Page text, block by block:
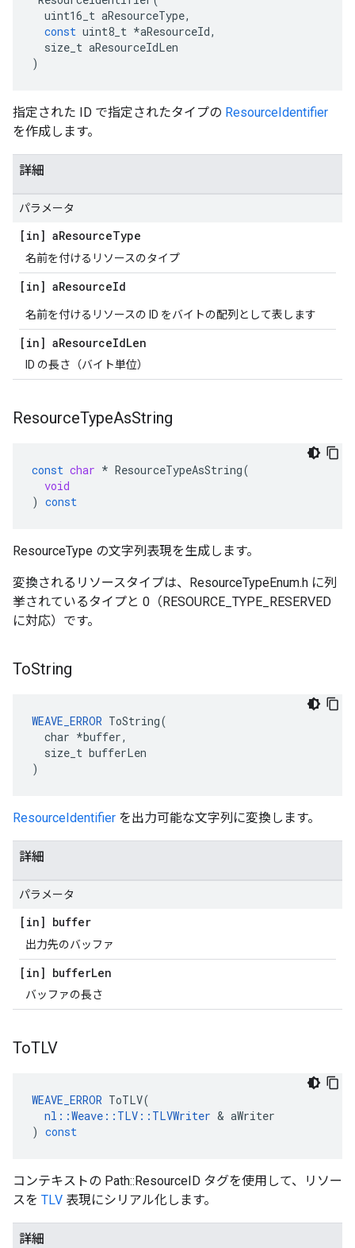
uint16_t aResourceType,
const uint8_t *aResourceId,
size_t aResourceIdLen
)
指定された ID で指定されたタイプの ResourceIdentifier
を作成します。
詳細
パラメータ
[in] aResourceType
名前を付けるリソースのタイプ
[in] aResourceId
名前を付けるリソースの ID をバイトの配列として表します
[in] aResourceIdLen
ID の長さ（バイト単位）
ResourceTypeAsString
const char * ResourceTypeAsString(
void
) const
ResourceType の文字列表現を生成します。
変換されるリソースタイプは、ResourceTypeEnum.h に列
挙されているタイプと 0（RESOURCE_TYPE_RESERVED
に対応）です。
ToString
WEAVE_ERROR ToString(
  char *buffer,
  size_t bufferLen
)
ResourceIdentifier を出力可能な文字列に変換します。
詳細
パラメータ
[in] buffer
出力先のバッファ
[in] bufferLen
バッファの長さ
ToTLV
WEAVE_ERROR ToTLV(
nl ::Weave :: TLV :: TLVWriter & aWriter
) const
コンテキストの Path::ResourceID タグを使用して、リソー
スを TLV 表現にシリアル化します。
詳細